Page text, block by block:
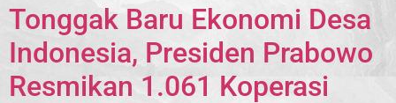
Tonggak Baru Ekonomi Desa
Indonesia, Presiden Prabowo
Resmikan 1.061 Koperasi